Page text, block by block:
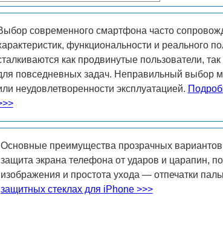
современного смартфона часто
функциональности и реального
как продвинутые пользователи,
повседневных задач. Неправильный выбор
неудовлетворенности эксплуатацией.
Основные преимущества прозрачных вариантов
защита экрана телефона от ударов и царапин,
изображения и простота ухода — отпечатки
защитных стеклах для iPhone >>>